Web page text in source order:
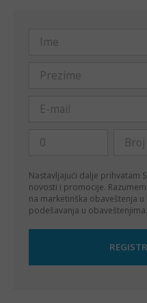
Nastavljajući dalje prihvatam
novosti i promocije.
na marketinška obaveštenja
podešavanja u